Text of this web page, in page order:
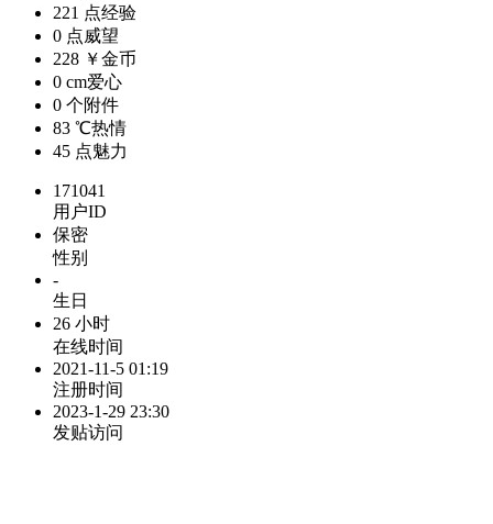
221 点经验
0 点威望
228 ￥金币
0 cm爱心
0 个附件
83 ℃热情
45 点魅力
171041
用户ID
保密
性别
-
生日
26 小时
在线时间
2021-11-5 01:19
注册时间
2023-1-29 23:30
发贴访问